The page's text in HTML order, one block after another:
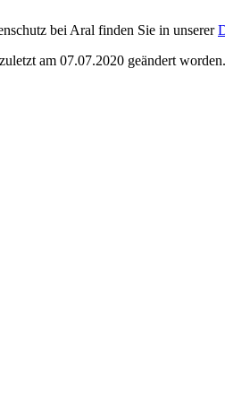
bei Aral finden Sie in unserer
am 07.07.2020 geändert worden.